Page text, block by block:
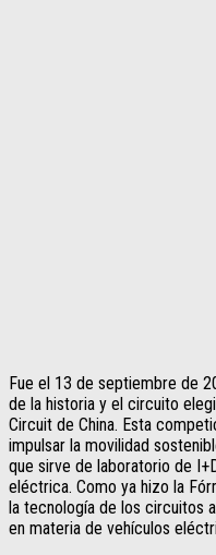
Fue el 13 de septiembre de
de la historia y el circuito
Circuit de China. Esta
impulsar la movilidad
que sirve de laboratorio de
eléctrica. Como ya hizo la
la tecnología de los circuitos
en materia de vehículos